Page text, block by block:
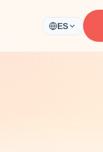
ES